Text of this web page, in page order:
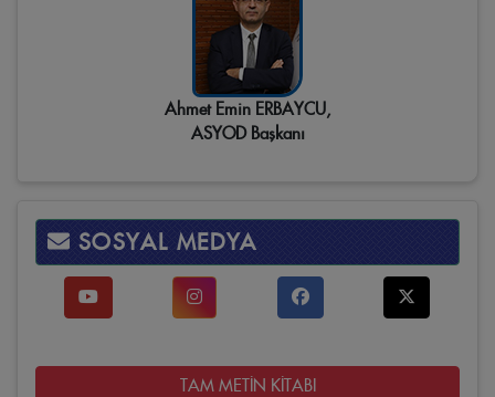
Ahmet Emin ERBAYCU,
ASYOD Başkanı
SOSYAL MEDYA
TAM METİN KİTABI